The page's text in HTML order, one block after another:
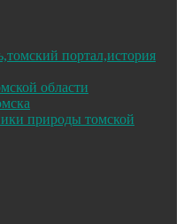
портал,история
области
природы томской